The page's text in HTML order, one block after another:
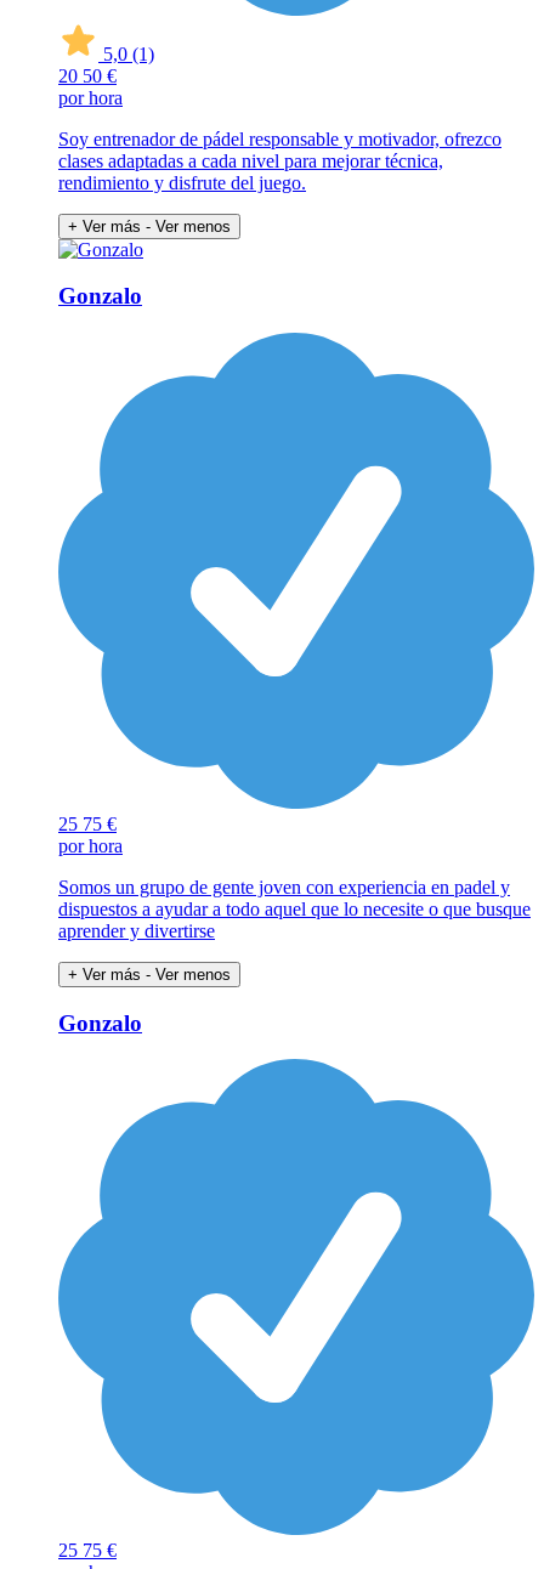
5,0 (1)
20 50 €
por hora
Soy entrenador de pádel responsable y motivador, ofrezco
clases adaptadas a cada nivel para mejorar técnica,
rendimiento y disfrute del juego.
+ Ver más - Ver menos
Gonzalo
25 75 €
por hora
Somos un grupo de gente joven con experiencia en padel y
dispuestos a ayudar a todo aquel que lo necesite o que busque
aprender y divertirse
+ Ver más - Ver menos
Gonzalo
25 75 €